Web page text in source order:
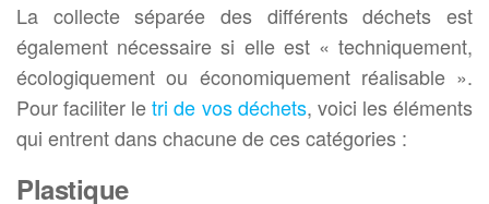
La collecte séparée des différents déchets est
également nécessaire si elle est « techniquement,
écologiquement ou économiquement réalisable ».
Pour faciliter letri de vos déchets, voici les éléments
qui entrent dans chacune de ces catégories :
Plastique